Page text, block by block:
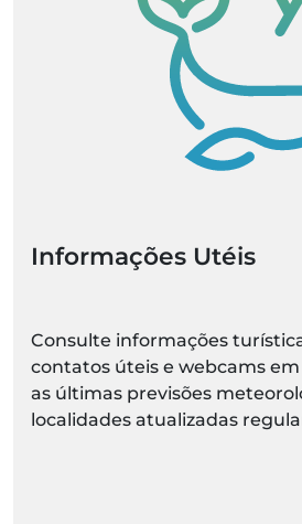
Informações Utéis
Consulte informações turísticas, mapas e guias,
contatos úteis e webcams
as últimas previsões
localidades atualizadas